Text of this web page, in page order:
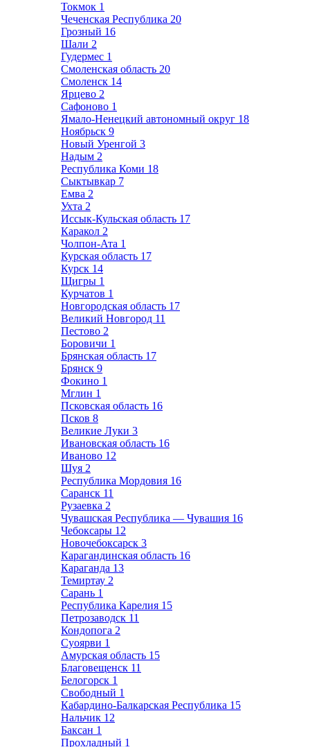
Токмок 1
Чеченская Республика 20
Грозный 16
Шали 2
Гудермес 1
Смоленская область 20
Смоленск 14
Ярцево 2
Сафоново 1
Ямало-Ненецкий автономный округ 18
Ноябрьск 9
Новый Уренгой 3
Надым 2
Республика Коми 18
Сыктывкар 7
Емва 2
Ухта 2
Иссык-Кульская область 17
Каракол 2
Чолпон-Ата 1
Курская область 17
Курск 14
Щигры 1
Курчатов 1
Новгородская область 17
Великий Новгород 11
Пестово 2
Боровичи 1
Брянская область 17
Брянск 9
Фокино 1
Мглин 1
Псковская область 16
Псков 8
Великие Луки 3
Ивановская область 16
Иваново 12
Шуя 2
Республика Мордовия 16
Саранск 11
Рузаевка 2
Чувашская Республика — Чувашия 16
Чебоксары 12
Новочебоксарск 3
Карагандинская область 16
Караганда 13
Темиртау 2
Сарань 1
Республика Карелия 15
Петрозаводск 11
Кондопога 2
Суоярви 1
Амурская область 15
Благовещенск 11
Белогорск 1
Свободный 1
Кабардино-Балкарская Республика 15
Нальчик 12
Баксан 1
Прохладный 1